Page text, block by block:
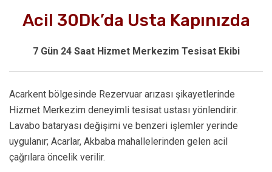
Acil 30Dk’da Usta Kapınızda
7 Gün 24 Saat Hizmet Merkezim Tesisat Ekibi
Acarkent bölgesinde Rezervuar arızası şikayetlerinde
Hizmet Merkezim deneyimli tesisat ustası yönlendirir.
Lavabo bataryası değişimi ve benzeri işlemler yerinde
uygulanır; Acarlar, Akbaba mahallelerinden gelen acil
çağrılara öncelik verilir.